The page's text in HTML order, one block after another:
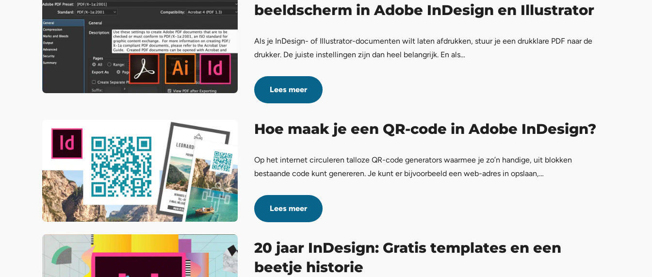
beeldscherm in Adobe InDesign en Illustrator
Als je InDesign- of Illustrator-documenten wilt laten afdrukken, stuur je een drukklare PDF naar de
drukker. De juiste instellingen zijn dan heel belangrijk. En als…
Lees meer
Hoe maak je een QR-code in Adobe InDesign?
Op het internet circuleren talloze QR-code generators waarmee je zo’n handige, uit blokken
bestaande code kunt genereren. Je kunt er bijvoorbeeld een web-adres in opslaan,…
Lees meer
20 jaar InDesign: Gratis templates en een
beetje historie